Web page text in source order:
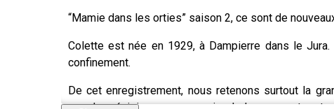
“Mamie dans les orties” saison 2, ce sont de
Colette est née en 1929, à Dampierre dans le
confinement.
De cet enregistrement, nous retenons surtout la